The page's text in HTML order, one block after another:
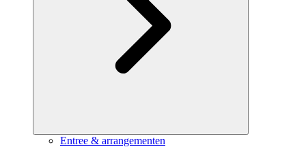
Entree & arrangementen